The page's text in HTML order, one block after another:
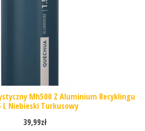
Mh500 Z Aluminium Recyklingu
L Niebieski Turkusowy
39,99zł